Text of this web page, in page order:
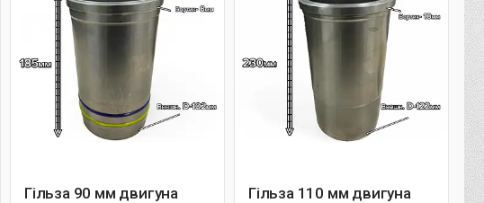
Гільза 90 мм двигуна
Гільза 110 мм двигуна